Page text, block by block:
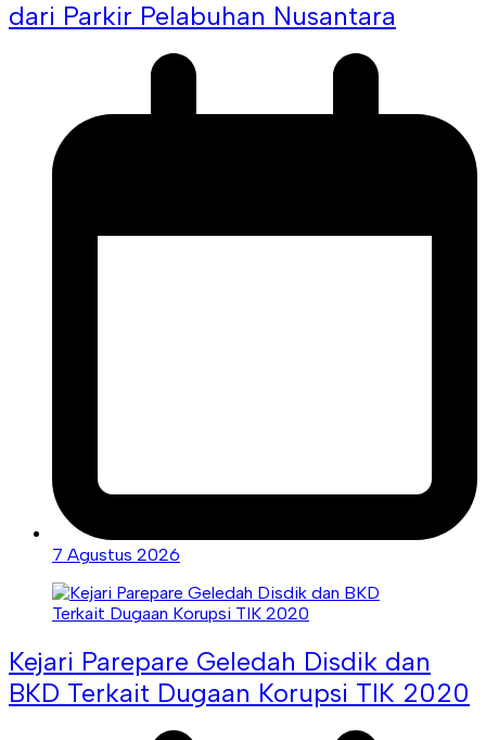
dari Parkir Pelabuhan Nusantara
7 Agustus 2026
Kejari Parepare Geledah Disdik dan
BKD Terkait Dugaan Korupsi TIK 2020